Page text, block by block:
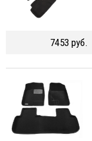
7453 руб.